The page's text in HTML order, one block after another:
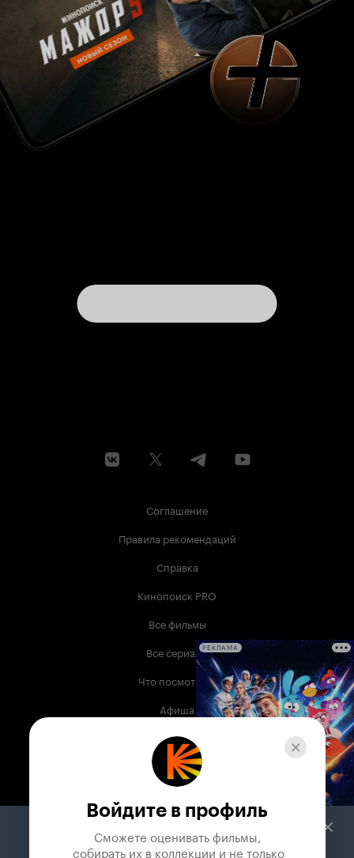
Соглашение
Правила рекомендаций
Справка
Кинопоиск PRO
Все фильмы
Все сериалы
Что посмотреть
Афиша
Музыка
Телепрограмма
Служба поддержки
РЕКЛАМА
Войдите в профиль
Сможете оценивать фильмы,
собирать их в коллекции и не только